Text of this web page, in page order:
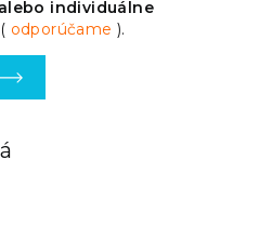
individuálne
( odporúčame).